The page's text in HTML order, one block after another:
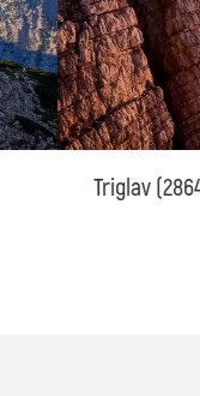
Triglav (2864 m)